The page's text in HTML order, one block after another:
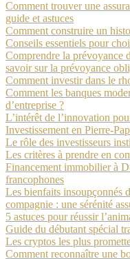
Comment trouver une
guide et astuces
Comment construire un
Conseils essentiels pour
Comprendre la prévoyance
savoir sur la prévoyance
Comment investir dans le
Comment les banques
d’entreprise ?
L’intérêt de l’innovation
Investissement en Pierre-
Le rôle des investisseurs
Les critères à prendre en
Financement immobilier à
francophones
Les bienfaits insoupçonnés
compagnie : une sérénité
5 astuces pour réussir
Guide du débutant spécial
Les cryptos les plus
Comment reconnaître une